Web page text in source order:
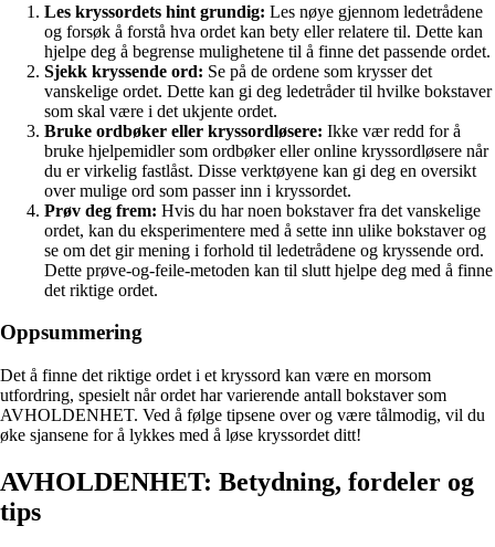
Les kryssordets hint grundig: Les nøye gjennom ledetrådene
og forsøk å forstå hva ordet kan bety eller relatere til. Dette kan
hjelpe deg å begrense mulighetene til å finne det passende ordet.
Sjekk kryssende ord: Se på de ordene som krysser det
vanskelige ordet. Dette kan gi deg ledetråder til hvilke bokstaver
som skal være i det ukjente ordet.
Bruke ordbøker eller kryssordløsere: Ikke vær redd for å
bruke hjelpemidler som ordbøker eller online kryssordløsere når
du er virkelig fastlåst. Disse verktøyene kan gi deg en oversikt
over mulige ord som passer inn i kryssordet.
Prøv deg frem: Hvis du har noen bokstaver fra det vanskelige
ordet, kan du eksperimentere med å sette inn ulike bokstaver og
se om det gir mening i forhold til ledetrådene og kryssende ord.
Dette prøve-og-feile-metoden kan til slutt hjelpe deg med å finne
det riktige ordet.
Oppsummering
Det å finne det riktige ordet i et kryssord kan være en morsom
utfordring, spesielt når ordet har varierende antall bokstaver som
AVHOLDENHET. Ved å følge tipsene over og være tålmodig, vil du
øke sjansene for å lykkes med å løse kryssordet ditt!
AVHOLDENHET: Betydning, fordeler og
tips